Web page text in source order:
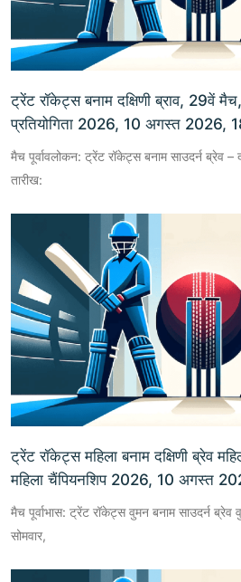
ट्रेंट रॉकेट्स बनाम दक्षिणी ब्राव, 29वें
प्रतियोगिता 2026, 10 अगस्त 2026,
मैच पूर्वावलोकन: ट्रेंट रॉकेट्स बनाम साउदर्न ब्रेव
तारीख:
ट्रेंट रॉकेट्स महिला बनाम दक्षिणी ब्रेव
महिला चैंपियनशिप 2026, 10 अगस्त
मैच पूर्वाभास: ट्रेंट रॉकेट्स वुमन बनाम साउदर्न
सोमवार,